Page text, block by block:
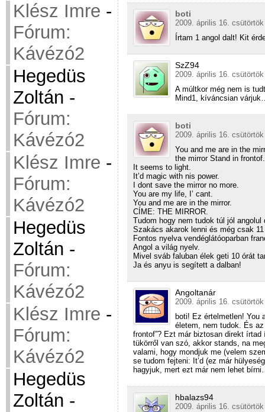
Klész Imre -
Fórum:
Kávézó2
Hegedüs
Zoltán -
Fórum:
Kávézó2
Klész Imre -
Fórum:
Kávézó2
Hegedüs
Zoltán -
Fórum:
Kávézó2
Klész Imre -
Fórum:
Kávézó2
Hegedüs
Zoltán -
boti
2009. április 16.
Írtam 1 angol dalt! Kit
SzZ94
2009. április 16.
A múltkor még nem is
Mind1, kíváncsian
boti
2009. április 16.
You and me are in the
the mirror Stand in frontof.
It seems to light.
It’d magic with nis power.
I dont save the mirror no more.
You are my life, I’ cant.
You and me are in the mirror.
CÍME: THE MIRROR.
Tudom hogy nem tudok túl jól
Szakács akarok lenni és még csak
Fontos nyelva vendéglátóoparban
Angol a világ nyelv.
Mivel sváb faluban élek geti 10 órát
Ja és anyu is segített a dalban!
Angoltanár
2009. április 16.
boti! Ez értelmetlen! You
életem, nem tudok. És az
frontof”? Ezt már biztosan direkt
tükörről van szó, akkor stands, na
valami, hogy mondjuk me (velem
se tudom fejteni: It’d (ez már
hagyjuk, mert ezt már nem lehet
hbalazs94
2009. április 16.